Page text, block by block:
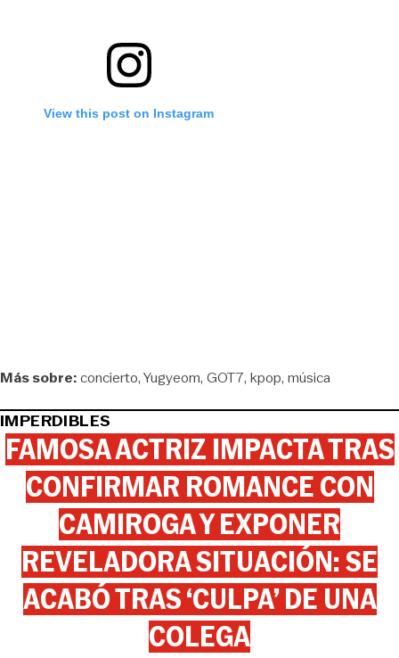
View this post on Instagram
Más sobre:concierto Yugyeom GOT7 kpop música
IMPERDIBLES
FAMOSA ACTRIZ IMPACTA TRAS
CONFIRMAR ROMANCE CON
CAMIROGA Y EXPONER
REVELADORA SITUACIÓN: SE
ACABÓ TRAS ‘CULPA’ DE UNA
COLEGA